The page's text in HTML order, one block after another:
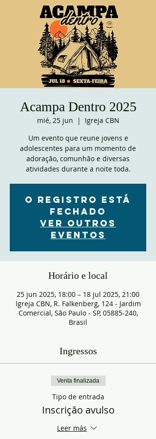
Acampa Dentro 2025
mié, 25 jun
  |
Igreja CBN
Um evento que reune jovens e
adolescentes para um momento de
adoração, comunhão e diversas
atividades durante a noite toda.
O registro está
fechado
Ver outros
eventos
Horário e local
25 jun 2025, 18:00 – 18 jul 2025, 21:00
Igreja CBN, R. Falkenberg, 124 - Jardim
Comercial, São Paulo - SP, 05885-240,
Brasil
Ingressos
Venta finalizada
Tipo de entrada
Inscrição avulso
Leer más